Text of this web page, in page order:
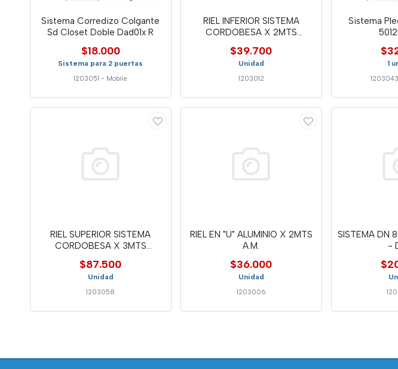
Sistema Corredizo Colgante
Sd Closet Doble Dad01x R
$18.000
Sistema para 2 puertas
1203051 - Mobile
RIEL INFERIOR SISTEMA
CORDOBESA X 2MTS
PERALM27B
$39.700
Unidad
1203012
Sistema
1
1203043
RIEL SUPERIOR SISTEMA
CORDOBESA X 3MTS
PERALM26
$87.500
Unidad
1203058
RIEL EN "U" ALUMINIO X 2MTS
A.M.
$36.000
Unidad
1203006
SISTEMA DN
-